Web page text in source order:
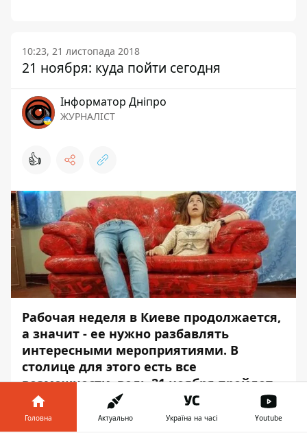
10:23, 21 листопада 2018
21 ноября: куда пойти сегодня
Інформатор Дніпро
ЖУРНАЛІСТ
👍
Рабочая неделя в Киеве продолжается,
а значит - ее нужно разбавлять
интересными мероприятиями. В
столице для этого есть все
возможности, ведь 21 ноября пройдет
множество интересных мастер-классов,
тренингов и семинаров и выставок.
Головна Актуально Україна на часі Youtube